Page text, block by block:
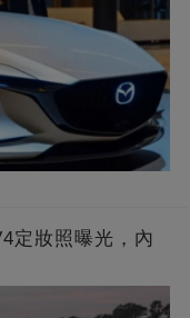
定妝照曝光，內